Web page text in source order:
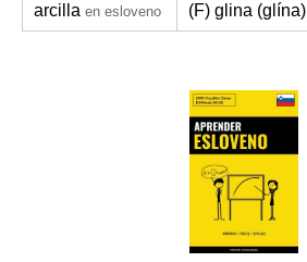
arcilla en esloveno (F) glina (glína)